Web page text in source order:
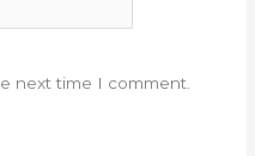
next time I comment.